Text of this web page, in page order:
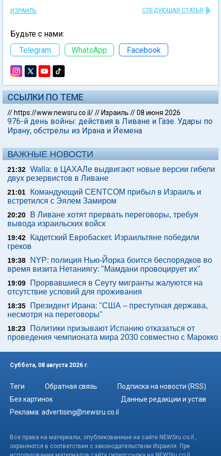
ИЗРАИЛЬ СЛЕДУЮЩАЯ СТАТЬЯ
Будьте с нами:
Telegram
WhatsApp Facebook
ССЫЛКИ ПО ТЕМЕ
// https://www.newsru.co.il/// Израиль //08 июня 2026
976-й день войны: действия в Ливане и Газе. Удары по
Ирану, обстрелы из Ирана и Йемена
ВАЖНЫЕ НОВОСТИ
21:32 Walla: в ЦАХАЛе выдвигают новые версии гибели
двух резервистов в Ливане
21:01
Командующий CENTCOM прибыл в Израиль и
встретился с Эялем Замиром
20:20
В Ливане хотят прервать переговоры, требуя
вывода израильских войск
19:42
Кадетский Евробаскет. Израильтяне победили
греков
19:38
NYP: полиция Нью-Йорка боится беспорядков во
время визита Нетаниягу: "Мамдани провоцирует их"
19:09
Прорвавшиеся в Сеуту мигранты жалуются на
отсутствие условий для проживания
18:35
Президент Ирана: "США – преступная держава,
несмотря на переговоры"
18:23
Политики призывают Испанию отказаться от
проведения чемпионата мира 2030 совместно с Марокко
Суббота, 08 августа 2026 г.
Теги Обратная связь
Подписка на новости (RSS)
Без картинок
Данные редакции и устав
Реклама: advertising@newsru.co.il
Все права на материалы, опубликованные на сайте NEWSru.co.il ,
охраняются в соответствии с законодательством Израиля. При